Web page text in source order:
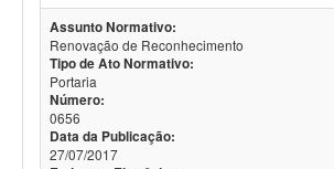
Assunto Normativo:
Renovação de Reconhecimento
Tipo de Ato Normativo:
Portaria
Número:
0656
Data da Publicação:
27/07/2017